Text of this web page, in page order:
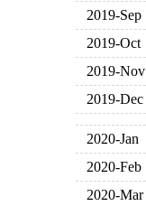
2019-Sep
2019-Oct
2019-Nov
2019-Dec
2020-Jan
2020-Feb
2020-Mar